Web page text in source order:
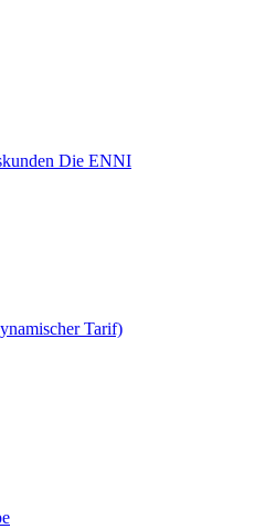
Die ENNI
Tarif)